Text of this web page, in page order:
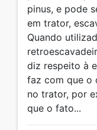
pinus, e pode
em trator,
Quando
diz respeito à
faz com que o
no trator, por
que o fato...